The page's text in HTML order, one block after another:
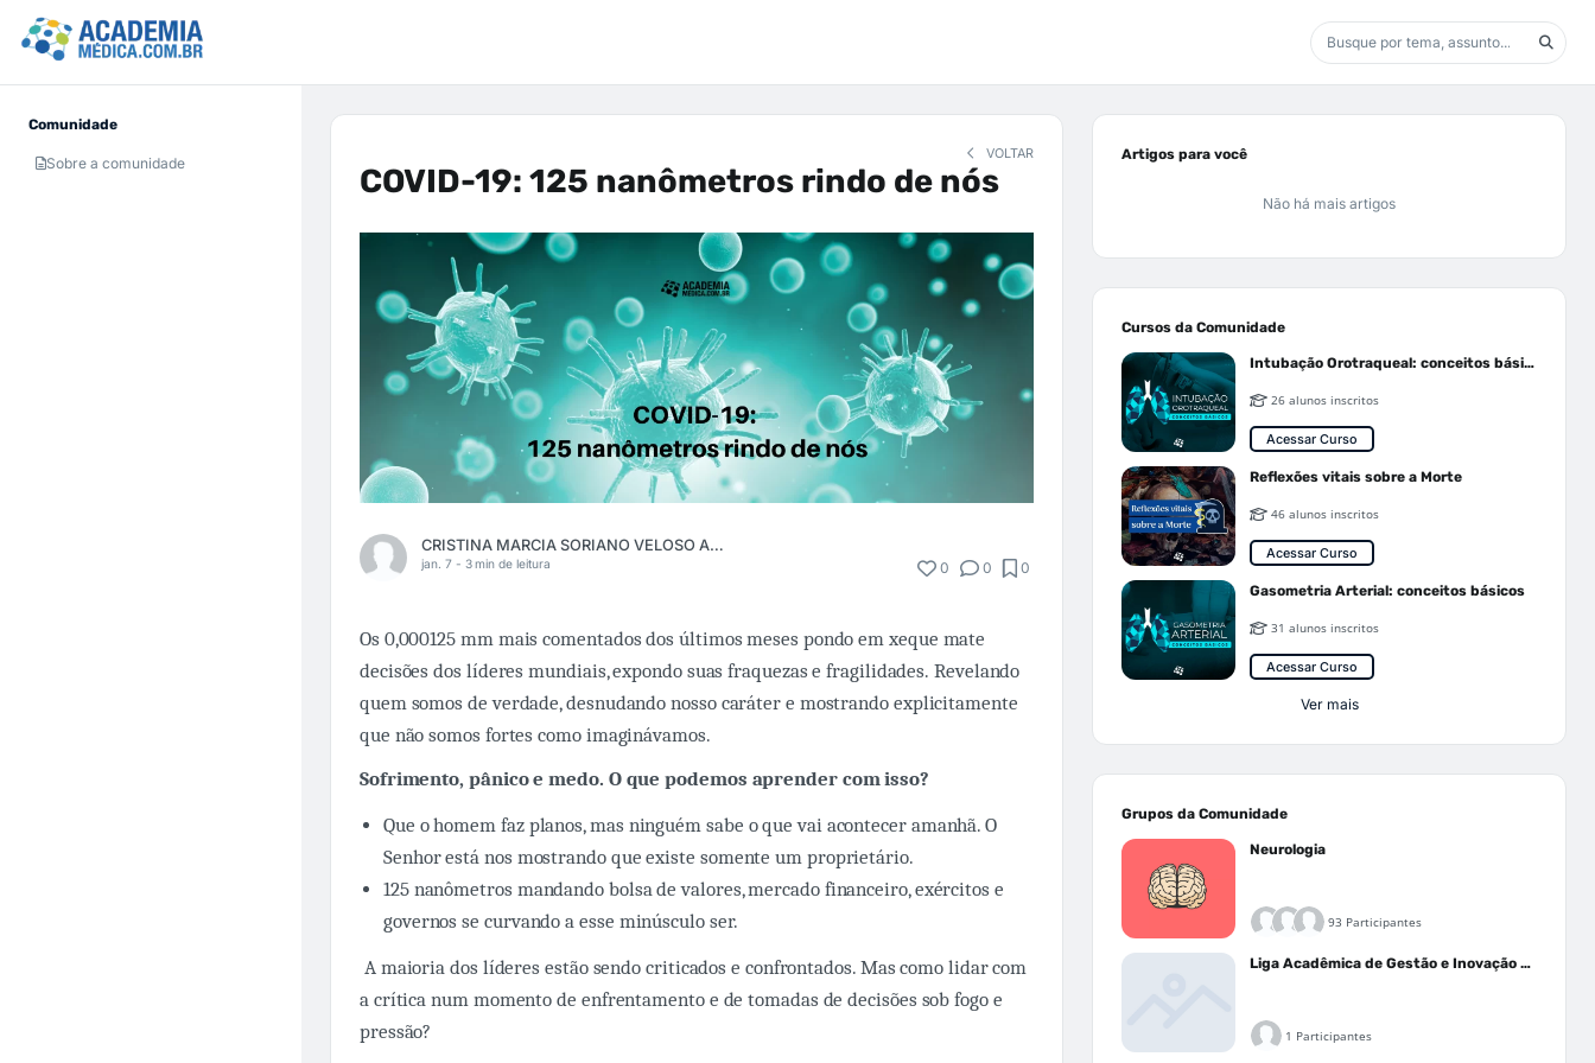
Comunidade
Sobre a comunidade
VOLTAR
COVID-19: 125 nanômetros rindo de nós
CRISTINA MARCIA SORIANO VELOSO ANDREACCI
jan. 7 - 3 min de leitura 0 0 0
Os 0,000125 mm mais comentados dos últimos meses pondo em xeque mate
decisões dos líderes mundiais, expondo suas fraquezas e fragilidades. Revelando
quem somos de verdade, desnudando nosso caráter e mostrando explicitamente
que não somos fortes como imaginávamos.
Sofrimento, pânico e medo. O que podemos aprender com isso?
Que o homem faz planos, mas ninguém sabe o que vai acontecer amanhã. O
Senhor está nos mostrando que existe somente um proprietário.
125 nanômetros mandando bolsa de valores, mercado financeiro, exércitos e
governos se curvando a esse minúsculo ser.
A maioria dos líderes estão sendo criticados e confrontados. Mas como lidar com
a crítica num momento de enfrentamento e de tomadas de decisões sob fogo e
pressão?
Artigos para você
Não há mais artigos
Cursos da Comunidade
Intubação Orotraqueal: conceitos básicos
26 alunos inscritos
Acessar Curso
Reflexões vitais sobre a Morte
46 alunos inscritos
Acessar Curso
Gasometria Arterial: conceitos básicos
31 alunos inscritos
Acessar Curso
Ver mais
Grupos da Comunidade
Neurologia
93 Participantes
Liga Acadêmica de Gestão e Inovação Médica - LAGIM
1 Participantes